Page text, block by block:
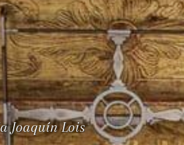
Joaquín Lois